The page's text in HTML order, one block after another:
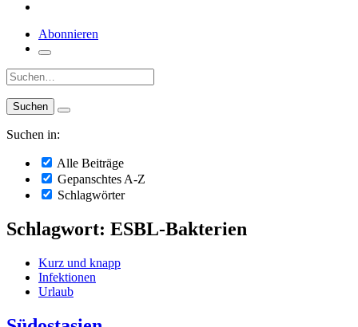
Abonnieren
Suche:
Suchen in:
Alle Beiträge
Gepanschtes A-Z
Schlagwörter
Schlagwort: ESBL-Bakterien
Kurz und knapp
Infektionen
Urlaub